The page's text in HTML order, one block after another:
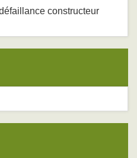
constructeur